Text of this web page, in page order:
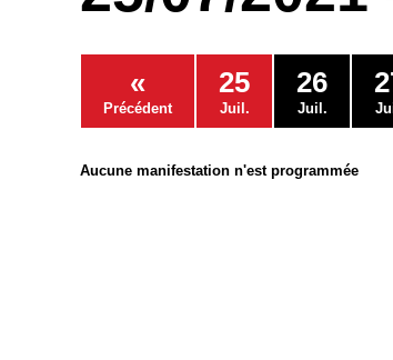
«
Précédent
25
Juil.
26
Juil.
Aucune manifestation n'est programmée